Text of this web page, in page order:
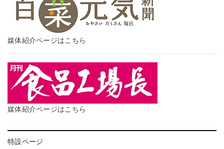
媒体紹介ページはこちら
媒体紹介ページはこちら
特設ページ